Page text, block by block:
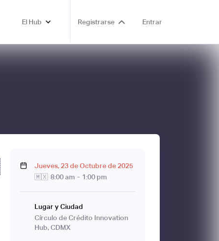
El Hub Registrarse Entrar
Jueves, 23 de Octubre de 2025
🇲🇽 8:00 am - 1:00 pm
Lugar y Ciudad
Círculo de Crédito Innovation
Hub, CDMX